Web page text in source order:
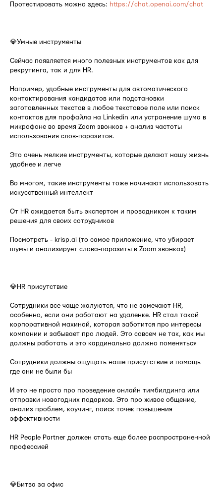
Протестировать можно здесь: https://chat.openai.com/chat
💎Умные инструменты
Сейчас появляется много полезных инструментов как для
рекрутинга, так и для HR.
Например, удобные инструменты для автоматического
контактирования кандидатов или подстановки
заготовленных текстов в любое текстовое поле или поиск
контактов для профайла на Linkedin или устранение шума в
микрофоне во время Zoom звонков + анализ частоты
использования слов-паразитов.
Это очень мелкие инструменты, которые делают нашу жизнь
удобнее и легче
Во многом, такие инструменты тоже начинают использовать
искусственный интеллект
От HR ожидается быть экспертом и проводником к таким
решения для своих сотрудников
Посмотреть - krisp.ai (то самое приложение, что убирает
шумы и анализирует слова-паразиты в Zoom звонках)
💎HR присутствие
Сотрудники все чаще жалуются, что не замечают HR,
особенно, если они работают на удаленке. HR стал такой
корпоративной махиной, которая заботится про интересы
компании и забывает про людей. Это совсем не так, как мы
должны работать и это кардинально должно поменяться
Сотрудники должны ощущать наше присутствие и помощь
где они не были бы
И это не просто про проведение онлайн тимбилдинга или
отправки новогодних подарков. Это про живое общение,
анализ проблем, коучинг, поиск точек повышения
эффективности
HR People Partner должен стать еще более распространенной
профессией
💎Битва за офис